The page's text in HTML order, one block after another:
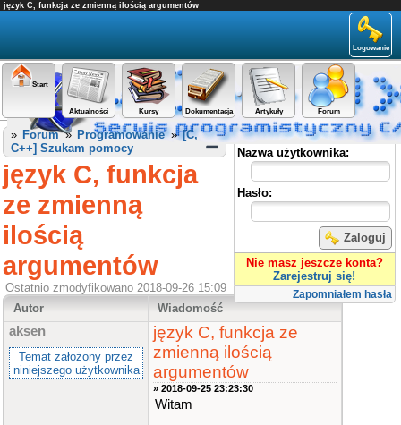
język C, funkcja ze zmienną ilością argumentów
Logowanie
Start
Aktualności Kursy Dokumentacja Artykuły Forum
Panel użytkownika
Nazwa użytkownika:
Hasło:
Zaloguj
Nie masz jeszcze konta?
Zarejestruj się!
Zapomniałem hasła
» Forum» Programowanie»[C,
C++] Szukam pomocy
język C, funkcja
ze zmienną
ilością
argumentów
Ostatnio zmodyfikowano 2018-09-26 15:09
Autor
Wiadomość
aksen
Temat założony przez
niniejszego użytkownika
język C, funkcja ze
zmienną ilością
argumentów
» 2018-09-25 23:23:30
Witam